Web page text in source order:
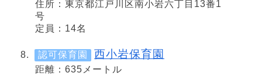
住所：東京都江戸川区南小岩六丁目13番1
号
定員：14名
認可保育園 西小岩保育園
距離：635メートル